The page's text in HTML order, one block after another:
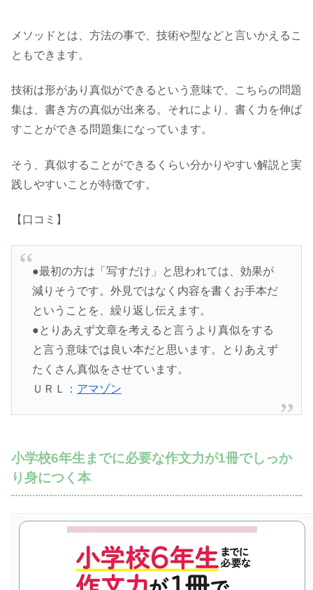
メソッドとは、方法の事で、技術や型などと言いかえるこ
ともできます。
技術は形があり真似ができるという意味で、こちらの問題
集は、書き方の真似が出来る。それにより、書く力を伸ば
すことができる問題集になっています。
そう、真似することができるくらい分かりやすい解説と実
践しやすいことが特徴です。
【口コミ】
●最初の方は「写すだけ」と思われては、効果が
減りそうです。外見ではなく内容を書くお手本だ
ということを、繰り返し伝えます。
●とりあえず文章を考えると言うより真似をする
と言う意味では良い本だと思います。とりあえず
たくさん真似をさせています。
ＵＲＬ： アマゾン
小学校6年生までに必要な作文力が1冊でしっか
り身につく本